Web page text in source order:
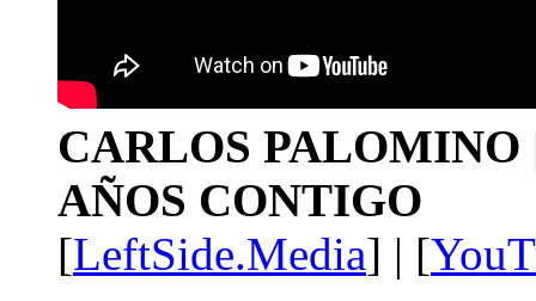
CARLOS PALOMINO
AÑOS CONTIGO
[LeftSide.Media] | [